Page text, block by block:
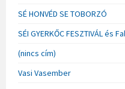
SÉ HONVÉD SE TOBORZÓ
SÉI GYERKŐC FESZTIVÁL és
(nincs cím)
Vasi Vasember